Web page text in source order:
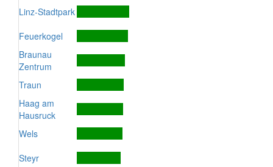
Linz-Stadtpark
Feuerkogel
Braunau
Zentrum
Traun
Haag am
Hausruck
Wels
Steyr